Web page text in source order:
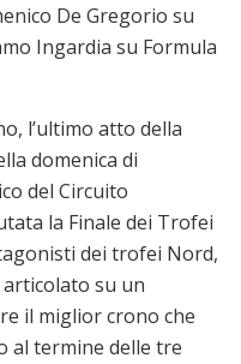
De Gregorio su
Ingardia su Formula
l’ultimo atto della
domenica di
del Circuito
la Finale dei Trofei
dei trofei Nord,
su un
il miglior crono che
al termine delle tre